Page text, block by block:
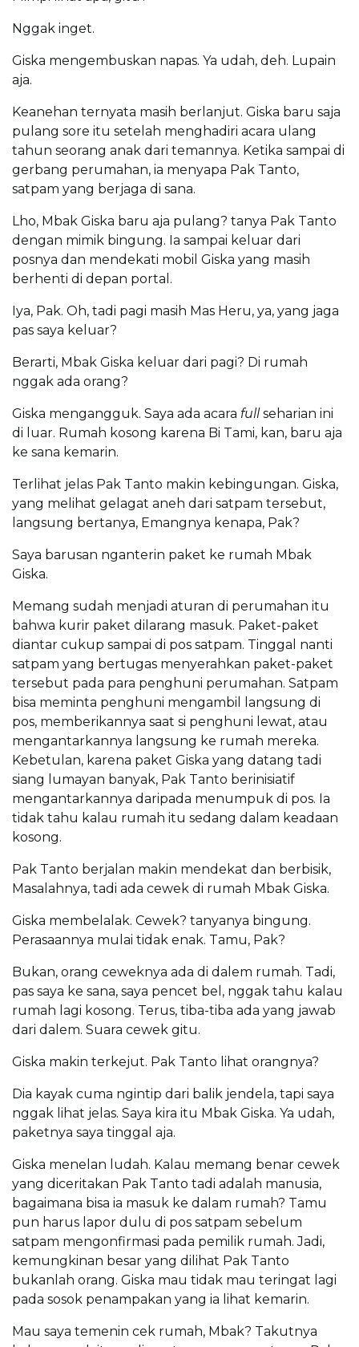
Nggak inget.
Giska mengembuskan napas. Ya udah, deh. Lupain
aja.
Keanehan ternyata masih berlanjut. Giska baru saja
pulang sore itu setelah menghadiri acara ulang
tahun seorang anak dari temannya. Ketika sampai di
gerbang perumahan, ia menyapa Pak Tanto,
satpam yang berjaga di sana.
Lho, Mbak Giska baru aja pulang? tanya Pak Tanto
dengan mimik bingung. Ia sampai keluar dari
posnya dan mendekati mobil Giska yang masih
berhenti di depan portal.
Iya, Pak. Oh, tadi pagi masih Mas Heru, ya, yang jaga
pas saya keluar?
Berarti, Mbak Giska keluar dari pagi? Di rumah
nggak ada orang?
Giska mengangguk. Saya ada acara fullseharian ini
di luar. Rumah kosong karena Bi Tami, kan, baru aja
ke sana kemarin.
Terlihat jelas Pak Tanto makin kebingungan. Giska,
yang melihat gelagat aneh dari satpam tersebut,
langsung bertanya, Emangnya kenapa, Pak?
Saya barusan nganterin paket ke rumah Mbak
Giska.
Memang sudah menjadi aturan di perumahan itu
bahwa kurir paket dilarang masuk. Paket-paket
diantar cukup sampai di pos satpam. Tinggal nanti
satpam yang bertugas menyerahkan paket-paket
tersebut pada para penghuni perumahan. Satpam
bisa meminta penghuni mengambil langsung di
pos, memberikannya saat si penghuni lewat, atau
mengantarkannya langsung ke rumah mereka.
Kebetulan, karena paket Giska yang datang tadi
siang lumayan banyak, Pak Tanto berinisiatif
mengantarkannya daripada menumpuk di pos. Ia
tidak tahu kalau rumah itu sedang dalam keadaan
kosong.
Pak Tanto berjalan makin mendekat dan berbisik,
Masalahnya, tadi ada cewek di rumah Mbak Giska.
Giska membelalak. Cewek? tanyanya bingung.
Perasaannya mulai tidak enak. Tamu, Pak?
Bukan, orang ceweknya ada di dalem rumah. Tadi,
pas saya ke sana, saya pencet bel, nggak tahu kalau
rumah lagi kosong. Terus, tiba-tiba ada yang jawab
dari dalem. Suara cewek gitu.
Giska makin terkejut. Pak Tanto lihat orangnya?
Dia kayak cuma ngintip dari balik jendela, tapi saya
nggak lihat jelas. Saya kira itu Mbak Giska. Ya udah,
paketnya saya tinggal aja.
Giska menelan ludah. Kalau memang benar cewek
yang diceritakan Pak Tanto tadi adalah manusia,
bagaimana bisa ia masuk ke dalam rumah? Tamu
pun harus lapor dulu di pos satpam sebelum
satpam mengonfirmasi pada pemilik rumah. Jadi,
kemungkinan besar yang dilihat Pak Tanto
bukanlah orang. Giska mau tidak mau teringat lagi
pada sosok penampakan yang ia lihat kemarin.
Mau saya temenin cek rumah, Mbak? Takutnya